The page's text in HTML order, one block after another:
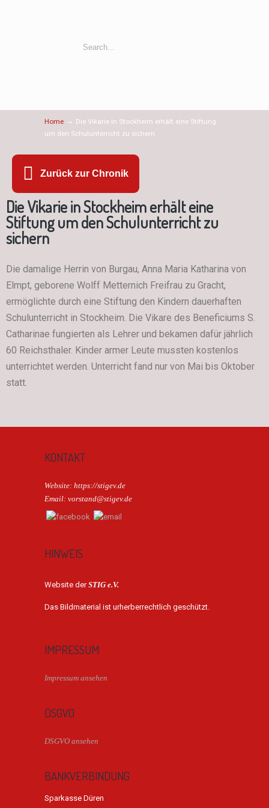
Home → Die Vikarie in Stockheim erhält eine Stiftung
um den Schulunterricht zu sichern
Zurück zur Chronik
Die Vikarie in Stockheim erhält eine
Stiftung um den Schulunterricht zu
sichern
Die damalige Herrin von Burgau, Anna Maria Katharina von
Elmpt, geborene Wolff Metternich Freifrau zu Gracht,
ermöglichte durch eine Stiftung den Kindern dauerhaften
Schulunterricht in Stockheim. Die Vikare des Beneficiums S.
Catharinae fungierten als Lehrer und bekamen dafür jährlich
60 Reichsthaler. Kinder armer Leute mussten kostenlos
unterrichtet werden. Unterricht fand nur von Mai bis Oktober
statt.
KONTAKT
Website: https://stigev.de
Email: vorstand@stigev.de
HINWEIS
Website derSTIG e.V.
Das Bildmaterial ist urherberrechtlich geschützt.
IMPRESSUM
Impressum ansehen
DSGVO
DSGVO ansehen
BANKVERBINDUNG
Sparkasse Düren